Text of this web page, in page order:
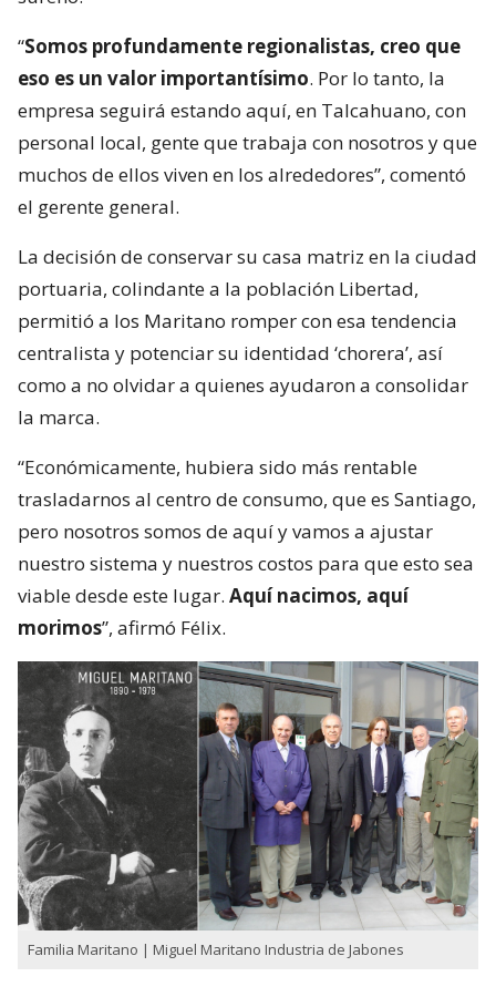
“Somos profundamente regionalistas, creo que
eso es un valor importantísimo. Por lo tanto, la
empresa seguirá estando aquí, en Talcahuano, con
personal local, gente que trabaja con nosotros y que
muchos de ellos viven en los alrededores”, comentó
el gerente general.
La decisión de conservar su casa matriz en la ciudad
portuaria, colindante a la población Libertad,
permitió a los Maritano romper con esa tendencia
centralista y potenciar su identidad ‘chorera’, así
como a no olvidar a quienes ayudaron a consolidar
la marca.
“Económicamente, hubiera sido más rentable
trasladarnos al centro de consumo, que es Santiago,
pero nosotros somos de aquí y vamos a ajustar
nuestro sistema y nuestros costos para que esto sea
viable desde este lugar. Aquí nacimos, aquí
morimos”, afirmó Félix.
Familia Maritano | Miguel Maritano Industria de Jabones